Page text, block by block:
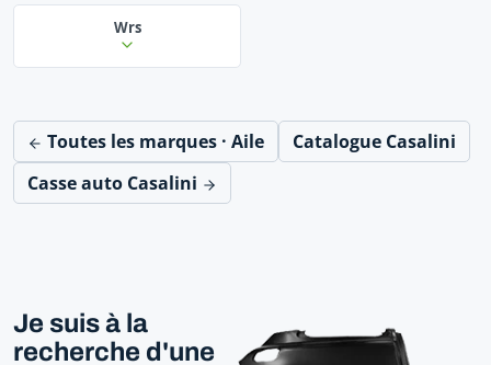
Wrs
Toutes les marques · Aile
Catalogue Casalini
Casse auto Casalini
Je suis à la
recherche d'une